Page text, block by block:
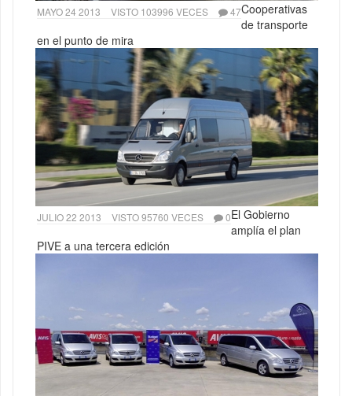
MAYO 24 2013 VISTO 103996 VECES 47Cooperativas
de transporte
en el punto de mira
JULIO 22 2013 VISTO 95760 VECES 0El Gobierno
amplía el plan
PIVE a una tercera edición